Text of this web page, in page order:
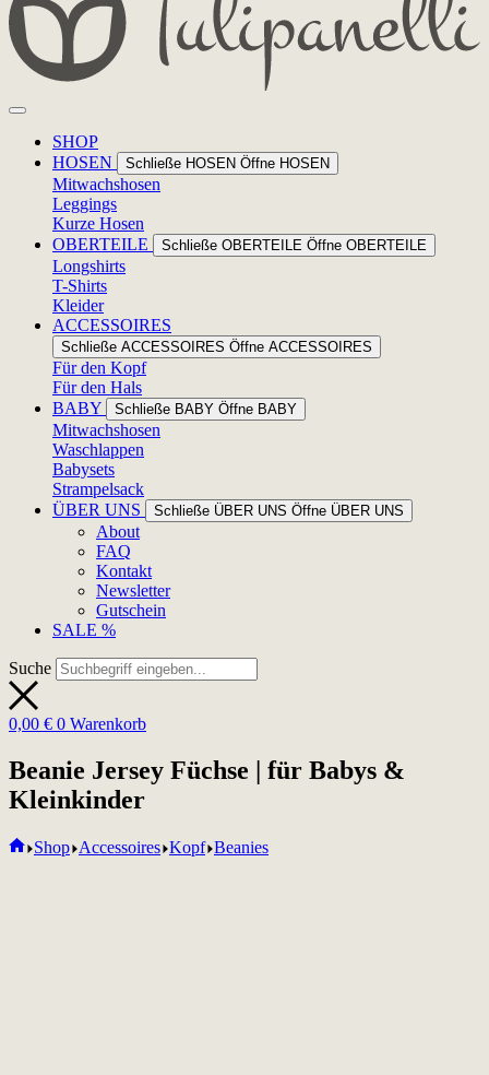
SHOP
HOSEN
Schließe HOSEN Öffne HOSEN
Mitwachshosen
Leggings
Kurze Hosen
OBERTEILE
Schließe OBERTEILE Öffne OBERTEILE
Longshirts
T-Shirts
Kleider
ACCESSOIRES
Schließe ACCESSOIRES Öffne ACCESSOIRES
Für den Kopf
Für den Hals
BABY
Schließe BABY Öffne BABY
Mitwachshosen
Waschlappen
Babysets
Strampelsack
ÜBER UNS
Schließe ÜBER UNS Öffne ÜBER UNS
About
FAQ
Kontakt
Newsletter
Gutschein
SALE %
Suche
0,00 € 0 Warenkorb
Beanie Jersey Füchse | für Babys &
Kleinkinder
Home
Shop Accessoires Kopf Beanies